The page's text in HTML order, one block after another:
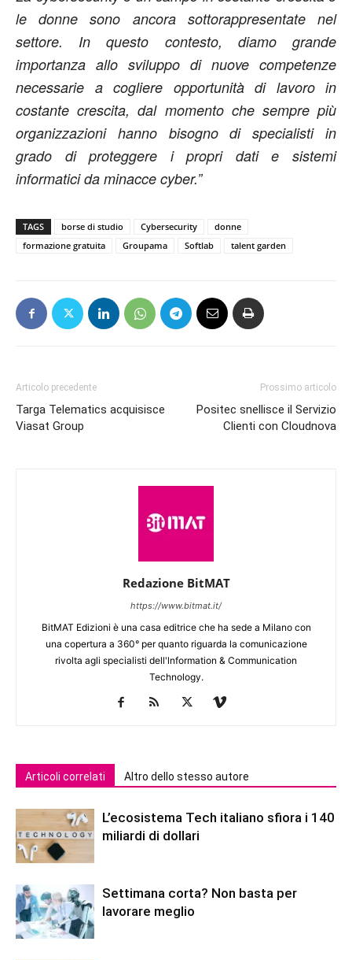
le donne sono ancora sottorappresentate nel
settore. In questo contesto, diamo grande
importanza allo sviluppo di nuove competenze
necessarie a cogliere opportunità di lavoro in
costante crescita, dal momento che sempre più
organizzazioni hanno bisogno di specialisti in
grado di proteggere i propri dati e sistemi
informatici da minacce cyber.”
TAGS borse di studio Cybersecurity
donne
formazione gratuita
Groupama Softlab talent garden
Articolo precedente
Targa Telematics acquisisce
Viasat Group
Prossimo articolo
Positec snellisce il Servizio
Clienti con Cloudnova
Redazione BitMAT
https://www.bitmat.it/
BitMAT Edizioni è una casa editrice che ha sede a Milano con
una copertura a 360° per quanto riguarda la comunicazione
rivolta agli specialisti dell'lnformation & Communication
Technology.
Articoli correlati Altro dello stesso autore
L’ecosistema Tech italiano sfiora i 140
miliardi di dollari
Settimana corta? Non basta per
lavorare meglio